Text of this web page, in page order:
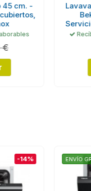
45 cm. -
, 10
Eficiencia E,
4 días laborables
€